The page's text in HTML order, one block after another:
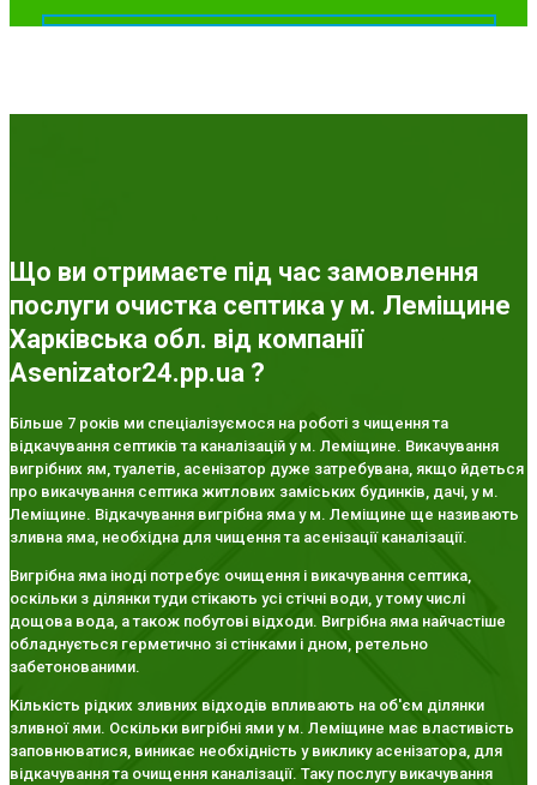
Що ви отримаєте під час замовлення
послуги очистка септика у м. Леміщине
Харківська обл. від компанії
Asenizator24.pp.ua ?
Більше 7 років ми спеціалізуємося на роботі з чищення та
відкачування септиків та каналізацій у м. Леміщине. Викачування
вигрібних ям, туалетів, асенізатор дуже затребувана, якщо йдеться
про викачування септика житлових заміських будинків, дачі, у м.
Леміщине. Відкачування вигрібна яма у м. Леміщине ще називають
зливна яма, необхідна для чищення та асенізації каналізації.
Вигрібна яма іноді потребує очищення і викачування септика,
оскільки з ділянки туди стікають усі стічні води, у тому числі
дощова вода, а також побутові відходи. Вигрібна яма найчастіше
обладнується герметично зі стінками і дном, ретельно
забетонованими.
Кількість рідких зливних відходів впливають на об'єм ділянки
зливної ями. Оскільки вигрібні ями у м. Леміщине має властивість
заповнюватися, виникає необхідність у виклику асенізатора, для
відкачування та очищення каналізації. Таку послугу викачування